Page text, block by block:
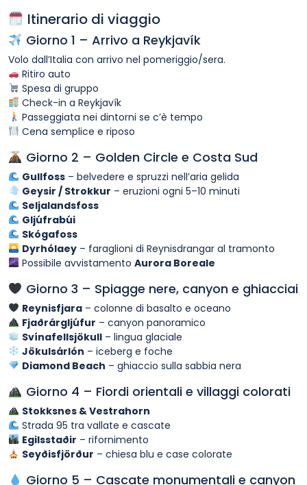
Itinerario di viaggio
Giorno 1 – Arrivo a Reykjavík
Volo dall’Italia con arrivo nel pomeriggio/sera.
Ritiro auto
Spesa di gruppo
Check-in a Reykjavík
Passeggiata nei dintorni se c’è tempo
Cena semplice e riposo
Giorno 2 – Golden Circle e Costa Sud
Gullfoss– belvedere e spruzzi nell’aria gelida
Geysir / Strokkur – eruzioni ogni 5–10 minuti
Seljalandsfoss
Gljúfrabúi
Skógafoss
Dyrhólaey– faraglioni di Reynisdrangar al tramonto
Possibile avvistamento Aurora Boreale
Giorno 3 – Spiagge nere, canyon e ghiacciai
Reynisfjara– colonne di basalto e oceano
Fjaðrárgljúfur – canyon panoramico
Svínafellsjökull– lingua glaciale
Jökulsárlón – iceberg e foche
Diamond Beach – ghiaccio sulla sabbia nera
Giorno 4 – Fiordi orientali e villaggi colorati
Stokksnes & Vestrahorn
Strada 95 tra vallate e cascate
Egilsstaðir – rifornimento
Seyðisfjörður – chiesa blu e case colorate
Giorno 5 – Cascate monumentali e canyon